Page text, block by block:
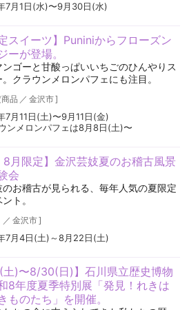
7月1日(水)〜9月30日(水)
定スイーツ】Puniniからフローズン
ーが登場。
ゴーと甘酸っぱいいちごのひんやりス
。クラウンメロンパフェにも注目。
品 ／ 金沢市]
7月11日(土)〜9月11日(金)
ンメロンパフェは8月8日(土)〜
8月限定】金沢芸妓夏のお稽古風景
会
のお稽古が見られる、毎年人気の夏限定
ト。
／ 金沢市]
7月4日(土)～8月22日(土)
土)〜8/30(日)】石川県立歴史博物
8年度夏季特別展「発見！れきは
ものたち」を開催。